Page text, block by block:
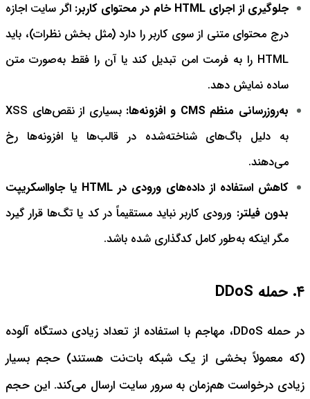
جلوگیری از اجرای HTML خام در محتوای کاربر:
اگر سایت اجازه
درج محتوای متنی از سوی کاربر را دارد (مثل بخش نظرات)، باید
HTML را به فرمت امن تبدیل کند یا آن را فقط به‌صورت متن
ساده نمایش دهد.
به‌روزرسانی منظم CMS و افزونه‌ها:
بسیاری از نقص‌های XSS
به دلیل باگ‌های شناخته‌شده در قالب‌ها یا افزونه‌ها رخ
می‌دهند.
کاهش استفاده از داده‌های ورودی در HTML یا جاوااسکریپت
بدون فیلتر: ورودی کاربر نباید مستقیماً در کد یا تگ‌ها قرار گیرد
مگر اینکه به‌طور کامل کدگذاری شده باشد.
۴. حمله DDoS
در حمله DDoS، مهاجم با استفاده از تعداد زیادی دستگاه آلوده
(که معمولاً بخشی از یک شبکه بات‌نت هستند) حجم بسیار
زیادی درخواست هم‌زمان به سرور سایت ارسال می‌کند. این حجم